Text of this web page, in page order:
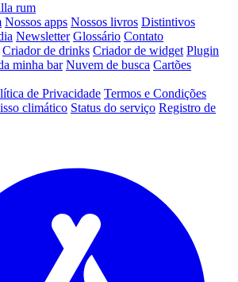
rum
Nossos apps Nossos livros Distintivos
Newsletter Glossário Contato
Criador de drinks Criador de widget Plugin
minha bar Nuvem de busca Cartões
de Privacidade Termos e Condições
climático Status do serviço Registro de